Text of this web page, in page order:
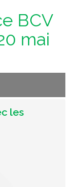
BCV
mai
les